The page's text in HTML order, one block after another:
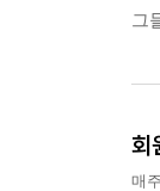
그
회
매